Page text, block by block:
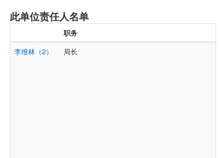
此单位责任人名单
职务
李维林（2）
局长